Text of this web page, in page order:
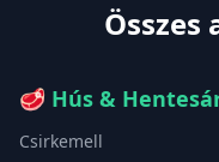
Összes
🥩 Hús &
Csirkemell